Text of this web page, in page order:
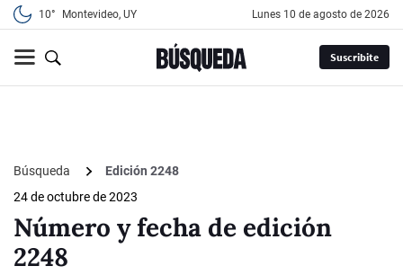
10° Montevideo, UY lunes 10 de agosto de 2026
Suscribite
Búsqueda
Edición 2248
24 de octubre de 2023
Número y fecha de edición
2248